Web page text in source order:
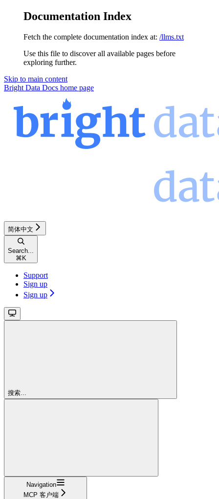
Documentation Index
Fetch the complete documentation index at: /llms.txt
Use this file to discover all available pages before
exploring further.
Skip to main content
Bright Data Docs home page
简体中文
Search...
⌘ K
Support
Sign up
Sign up
搜索...
Navigation
MCP 客户端